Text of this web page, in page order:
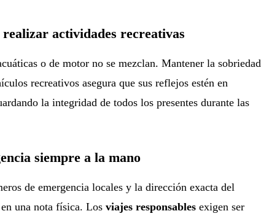
actividades recreativas
o de motor no se mezclan. Mantener la sobriedad
recreativos asegura que sus reflejos estén en
la integridad de todos los presentes durante las
siempre a la mano
de emergencia locales y la dirección exacta del
una nota física. Los viajes responsablesexigen ser